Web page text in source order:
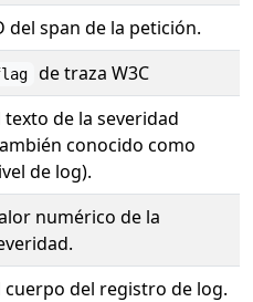
del span de la petición.
de traza W3C
texto de la severidad
conocido como
de log).
numérico de la
cuerpo del registro de log.